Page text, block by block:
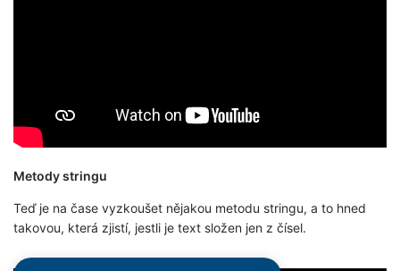
Metody stringu
Teď je na čase vyzkoušet nějakou metodu stringu, a to hned
takovou, která zjistí, jestli je text složen jen z čísel.